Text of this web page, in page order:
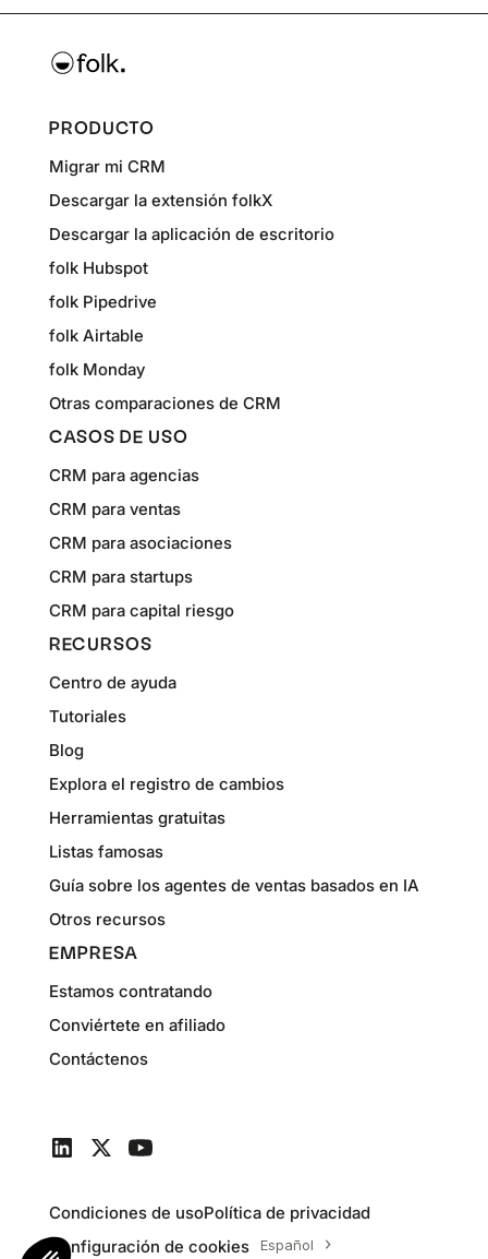
PRODUCTO
Migrar mi CRM
Descargar la extensión folkX
Descargar la aplicación de escritorio
folk Hubspot
folk Pipedrive
folk Airtable
folk Monday
Otras comparaciones de CRM
CASOS DE USO
CRM para agencias
CRM para ventas
CRM para asociaciones
CRM para startups
CRM para capital riesgo
RECURSOS
Centro de ayuda
Tutoriales
Blog
Explora el registro de cambios
Herramientas gratuitas
Listas famosas
Guía sobre los agentes de ventas basados en IA
Otros recursos
EMPRESA
Estamos contratando
Conviértete en afiliado
Contáctenos
Condiciones de usoPolítica de privacidad
Configuración de cookies
Español